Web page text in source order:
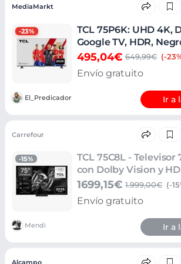
-23%
MediaMarkt
TCL 75P6K: UHD 4K,
Google TV, HDR,
495,04€ 649,99€ (-
Envío gratuito
El_Predicador Ir a
-15%
Carrefour
TCL 75C8L - Televisor
con Dolby Vision y
1699,15€ 1.999,00€ (-
Envío gratuito
Mendi Ir a
Alcampo